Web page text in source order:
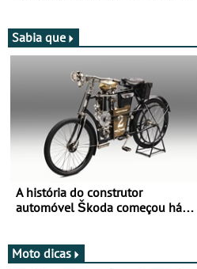
Sabia que
A história do construtor
automóvel Škoda começou há
Moto dicas